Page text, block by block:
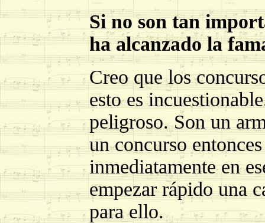
Si no son tan
ha alcanzado la
Creo que los
esto es
peligroso. Son un
un concurso
inmediatamente en
empezar rápido una
para ello.